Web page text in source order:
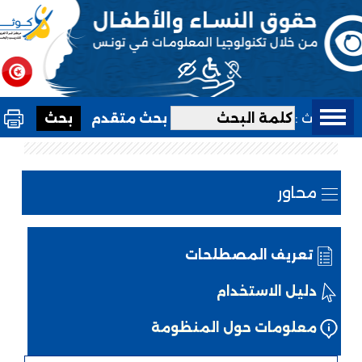
بحث : بحث متقدم
محاور
تعريف المصطلحات
دليل الاستخدام
معلومات حول المنظومة